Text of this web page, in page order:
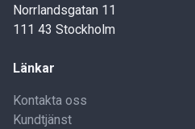
Norrlandsgatan 11
111 43 Stockholm
Länkar
Kontakta oss
Kundtjänst